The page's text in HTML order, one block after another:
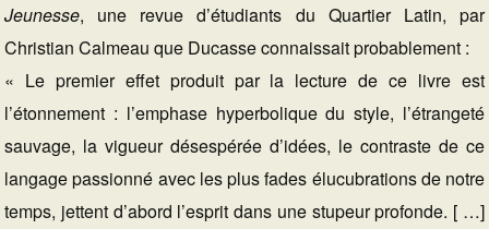
Jeunesse, une revue d’étudiants du Quartier Latin, par
Christian Calmeau que Ducasse connaissait probablement :
« Le premier effet produit par la lecture de ce livre est
l’étonnement : l’emphase hyperbolique du style, l’étrangeté
sauvage, la vigueur désespérée d’idées, le contraste de ce
langage passionné avec les plus fades élucubrations de notre
temps, jettent d’abord l’esprit dans une stupeur profonde. [ …]